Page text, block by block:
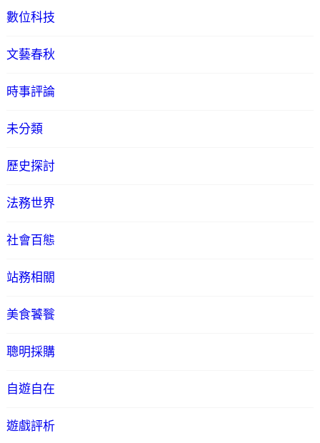
數位科技
文藝春秋
時事評論
未分類
歷史探討
法務世界
社會百態
站務相關
美食饕餮
聰明採購
自遊自在
遊戲評析